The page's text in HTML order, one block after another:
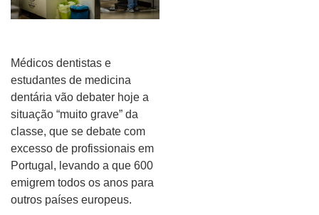
Médicos dentistas e
estudantes de medicina
dentária vão debater hoje a
situação “muito grave” da
classe, que se debate com
excesso de profissionais em
Portugal, levando a que 600
emigrem todos os anos para
outros países europeus.